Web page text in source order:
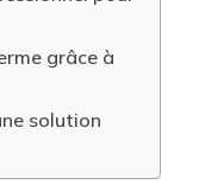
grâce à
solution